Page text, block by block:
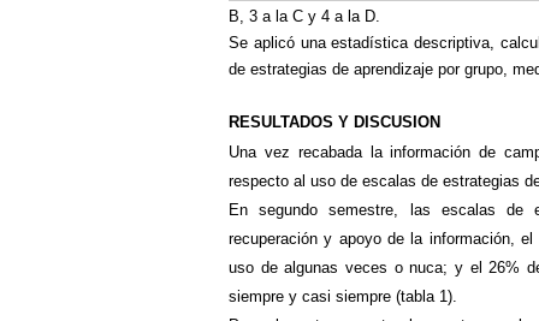
B, 3 a la C y 4 a la D.
Se aplicó una estadística descriptiva,
de estrategias de aprendizaje por grupo,
RESULTADOS Y DISCUSION
Una vez recabada la información de
respecto al uso de escalas de estrategias
En segundo semestre, las escalas de
recuperación y apoyo de la información,
uso de algunas veces o nuca; y el 26%
siempre y casi siempre (tabla 1).